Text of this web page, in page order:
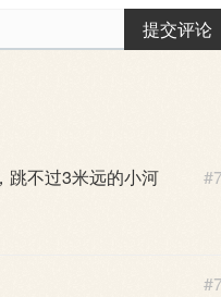
提交评论
跳不过3米远的小河